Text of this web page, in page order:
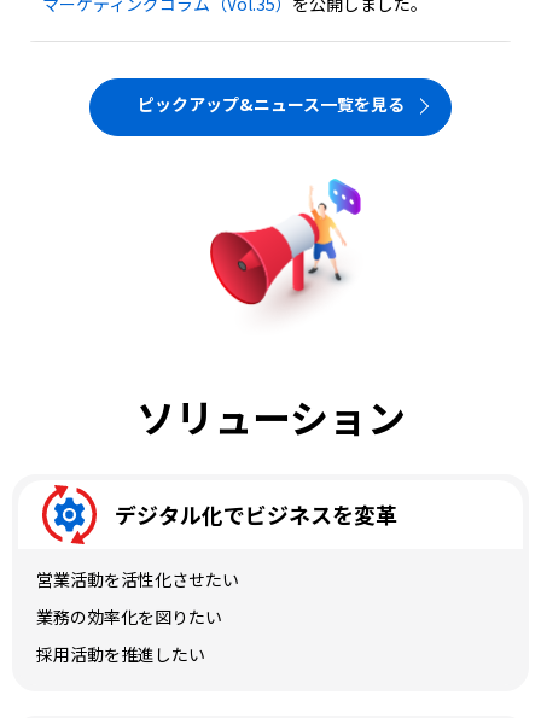
ピックアップ&ニュース一覧を見る
ソリューション
デジタル化でビジネスを変革
営業活動を活性化させたい
業務の効率化を図りたい
採用活動を推進したい